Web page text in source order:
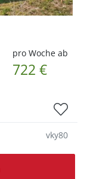
pro Woche ab
722 €
vky80